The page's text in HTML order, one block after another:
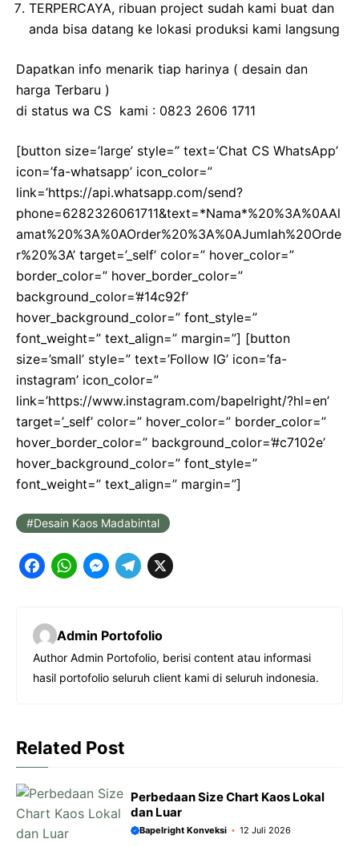
TERPERCAYA, ribuan project sudah kami buat dan
anda bisa datang ke lokasi produksi kami langsung
Dapatkan info menarik tiap harinya ( desain dan
harga Terbaru )
di status wa CS kami : 0823 2606 1711
[button size=’large’ style=” text=’Chat CS WhatsApp’
icon=’fa-whatsapp’ icon_color=”
link=’https://api.whatsapp.com/send?
phone=6282326061711&text=*Nama*%20%3A%0AAl
amat%20%3A%0AOrder%20%3A%0AJumlah%20Orde
r%20%3A’ target=’_self’ color=” hover_color=”
border_color=” hover_border_color=”
background_color=’#14c92f’
hover_background_color=” font_style=”
font_weight=” text_align=” margin=”] [button
size=’small’ style=” text=’Follow IG’ icon=’fa-
instagram’ icon_color=”
link=’https://www.instagram.com/bapelright/?hl=en’
target=’_self’ color=” hover_color=” border_color=”
hover_border_color=” background_color=’#c7102e’
hover_background_color=” font_style=”
font_weight=” text_align=” margin=”]
Desain Kaos Madabintal
F
c
e
b
k
W
t
s
p
M
s
e
e
T
e
g
m
X
Admin Portofolio
Author Admin Portofolio, berisi content atau informasi
hasil portofolio seluruh client kami di seluruh indonesia.
Related Post
Perbedaan Size Chart Kaos Lokal
dan Luar
Bapelright Konveksi 12 Juli 2026